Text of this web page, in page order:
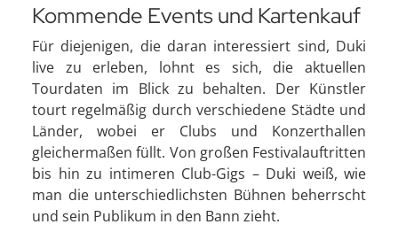
Kommende Events und Kartenkauf
Für diejenigen, die daran interessiert sind, Duki
live zu erleben, lohnt es sich, die aktuellen
Tourdaten im Blick zu behalten. Der Künstler
tourt regelmäßig durch verschiedene Städte und
Länder, wobei er Clubs und Konzerthallen
gleichermaßen füllt. Von großen Festivalauftritten
bis hin zu intimeren Club-Gigs – Duki weiß, wie
man die unterschiedlichsten Bühnen beherrscht
und sein Publikum in den Bann zieht.